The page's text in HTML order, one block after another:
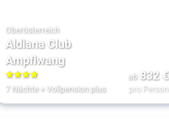
Oberösterreich
Aldiana Club
Ampflwang
4
7 Nächte+ Vollpension plus
ab 832€
pro Person